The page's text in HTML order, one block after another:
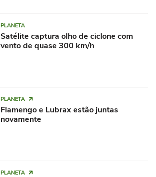
PLANETA
Satélite captura olho de ciclone com
vento de quase 300 km/h
PLANETA
Flamengo e Lubrax estão juntas
novamente
PLANETA